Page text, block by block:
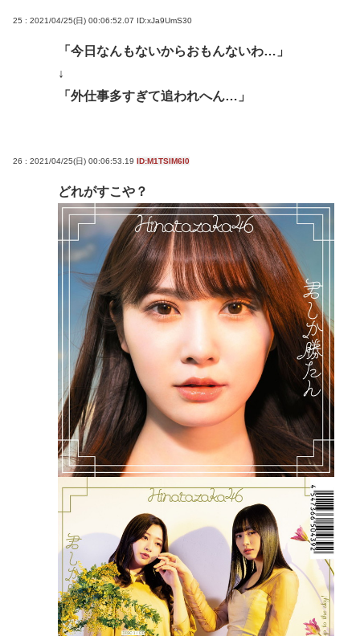
25 : 2021/04/25(日) 00:06:52.07 ID:xJa9UmS30
「今日なんもないからおもんないわ…」
↓
「外仕事多すぎて追われへん…」
26 : 2021/04/25(日) 00:06:53.19 ID:M1TSlM6I0
どれがすこや？